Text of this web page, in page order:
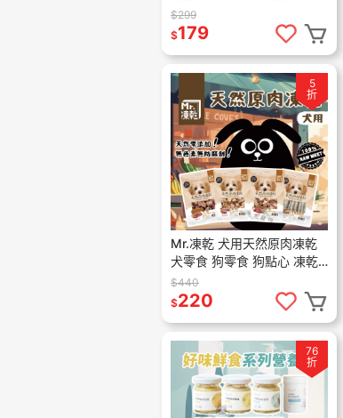
碗 貓碗 犬碗 護頸碗 斜口碗
防溢碗
$299
$179
5
折
Mr.凍乾 犬用天然原肉凍乾
犬零食 狗零食 狗點心 凍乾
100%天然原肉
$440
$220
76
折